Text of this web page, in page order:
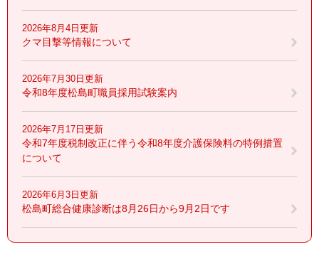
2026年8月4日更新
クマ目撃等情報について
2026年7月30日更新
令和8年度松島町職員採用試験案内
2026年7月17日更新
令和7年度税制改正に伴う令和8年度介護保険料の特例措置
について
2026年6月3日更新
松島町総合健康診断は8月26日から9月2日です